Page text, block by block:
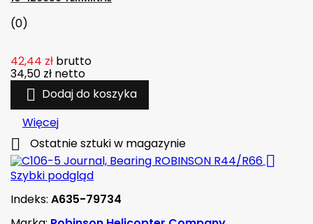
(0)
42,44 zł brutto
34,50 zł netto
 Dodaj do koszyka
Więcej
 Ostatnie sztuki w magazynie

Szybki podgląd
Indeks: A635-79734